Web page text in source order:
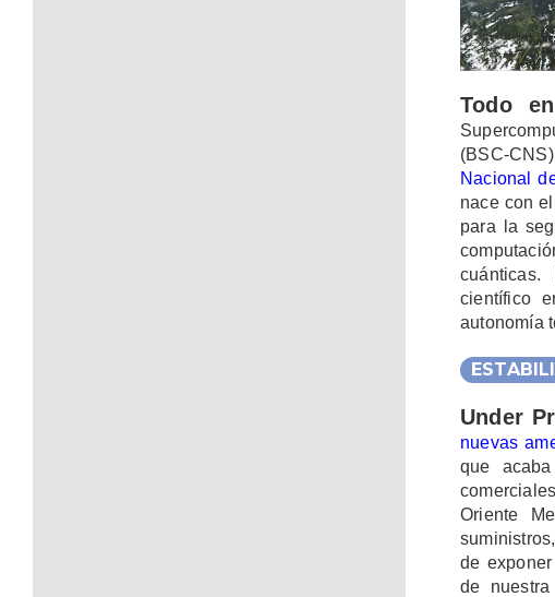
Todo
(BSC-
Nacional
nace con
para la
científico
autonomía
Under
nuevas
que
Oriente
de
de